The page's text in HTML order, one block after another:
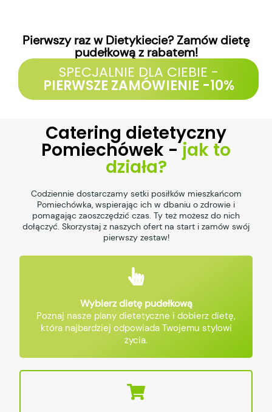
Pierwszy raz w Dietykiecie? Zamów dietę
pudełkową z rabatem!
SPECJALNIE DLA CIEBIE -
PIERWSZE ZAMÓWIENIE -10%
Catering dietetyczny
Pomiechówek -jak to
działa?
Codziennie dostarczamy setki posiłków mieszkańcom
Pomiechówka, wspierając ich w dbaniu o zdrowie i
pomagając zaoszczędzić czas. Ty też możesz do nich
dołączyć. Skorzystaj z naszych ofert na start i zamów swój
pierwszy zestaw!
Wybierz dietę pudełkową
Poznaj nasze plany dietetyczne i dobierz dietę,
która najbardziej odpowiada Twojemu stylowi
życia.